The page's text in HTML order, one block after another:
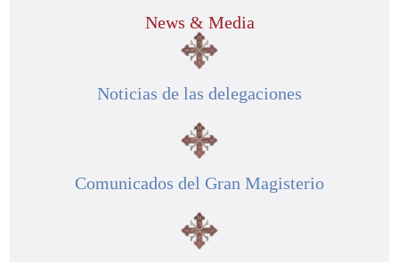
News & Media
Noticias de las delegaciones
Comunicados del Gran Magisterio